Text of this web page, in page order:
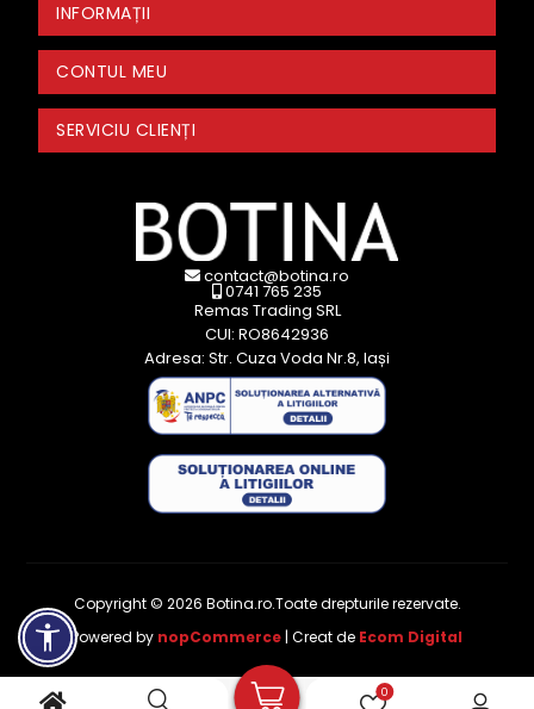
0
INFORMAȚII
CONTUL MEU
SERVICIU CLIENȚI
contact@botina.ro
0741 765 235
Remas Trading SRL
CUI: RO8642936
Adresa: Str. Cuza Voda Nr.8, Iași
Copyright © 2026 Botina.ro.Toate drepturile rezervate.
Powered by nopCommerce | Creat de Ecom Digital